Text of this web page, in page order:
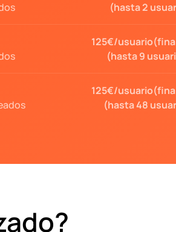
(hasta 2
125€/
(hasta 9
125€/
(hasta 48